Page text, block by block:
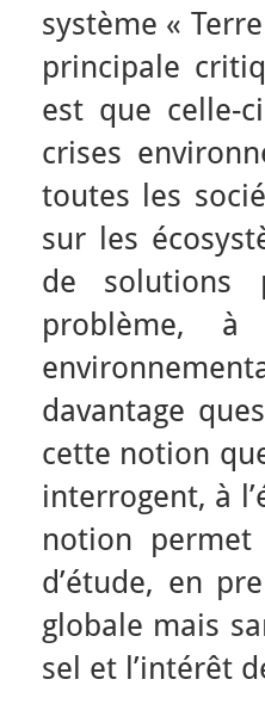
système «
principale
est que celle-
crises
toutes les
sur les
de solutions
problème, à
davantage
cette notion
interrogent, à
notion permet
d’étude, en
globale mais
sel et l’intérêt